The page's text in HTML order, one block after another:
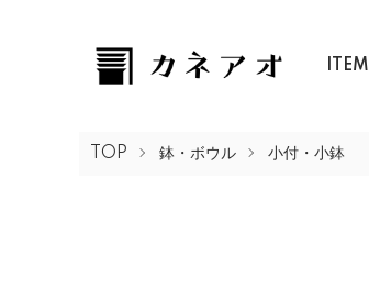
ITEM
TOP 鉢・ボウル 小付・小鉢